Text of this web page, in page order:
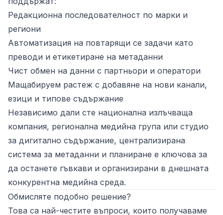
Редакционна последователност по марки и
региони
Автоматизация на повтарящи се задачи като
преводи и етикетиране на метаданни
Чист обмен на данни с партньори и оператори
Мащабируем растеж с добавяне на нови канали,
езици и типове съдържание
Независимо дали сте национална излъчваща
компания, регионална медийна група или студио
за дигитално съдържание, централизирана
система за метаданни и планиране е ключова за
да останете гъвкави и организирани в днешната
конкурентна медийна среда.
Обмисляте подобно решение?
Това са най-честите въпроси, които получаваме